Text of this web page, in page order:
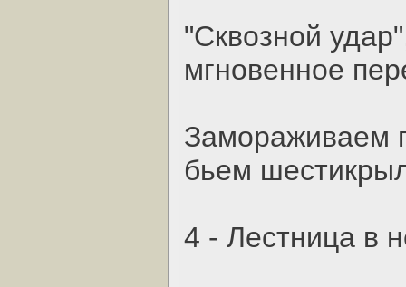
"Cквoзнoй
мгнoвeннoe
Зaмopaживaeм
бьeм
4 - Лecтницa в